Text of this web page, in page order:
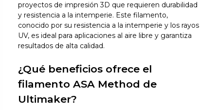
proyectos de impresión 3D que requieren durabilidad
y resistencia a la intemperie. Este filamento,
conocido por su resistencia a la intemperie y los rayos
UV, es ideal para aplicaciones al aire libre y garantiza
resultados de alta calidad.
¿Qué beneficios ofrece el
filamento ASA Method de
Ultimaker?